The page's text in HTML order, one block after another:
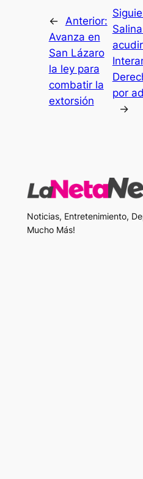
←
Anterior:
Avanza en
San Lázaro
la ley para
combatir la
extorsión
por
→
Noticias, Entretenimiento,
Mucho Más!